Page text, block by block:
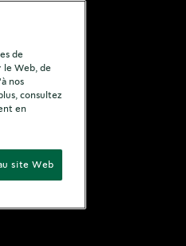
de
le Web, de
nos
consultez
en
site Web